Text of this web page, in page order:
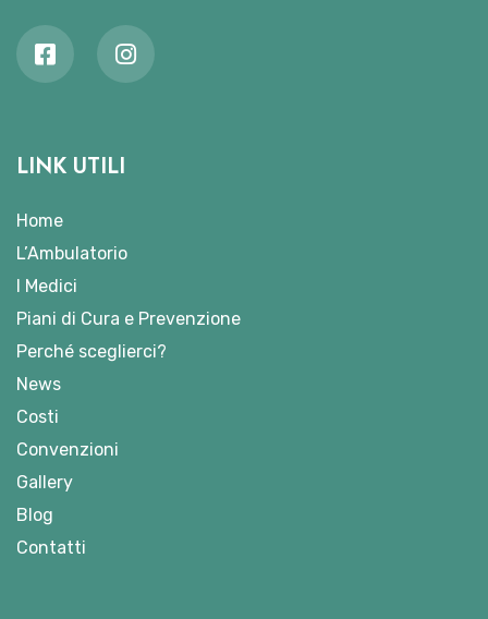
LINK UTILI
Home
L’Ambulatorio
I Medici
Piani di Cura e Prevenzione
Perché sceglierci?
News
Costi
Convenzioni
Gallery
Blog
Contatti